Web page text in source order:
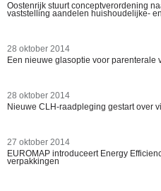
Oostenrijk stuurt conceptverordening
vaststelling aandelen huishoudelijke-
28 oktober 2014
Een nieuwe glasoptie voor parenterale
28 oktober 2014
Nieuwe CLH-raadpleging gestart over
27 oktober 2014
EUROMAP introduceert Energy
verpakkingen